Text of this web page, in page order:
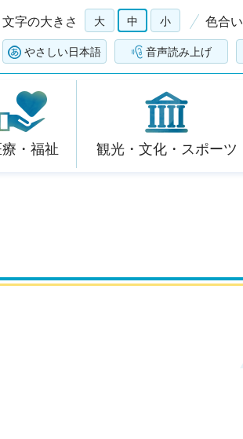
文字の大きさ 大 中 小 色合い
やさしい日本語 音声読み上げ
療・福祉 観光・文化・スポーツ